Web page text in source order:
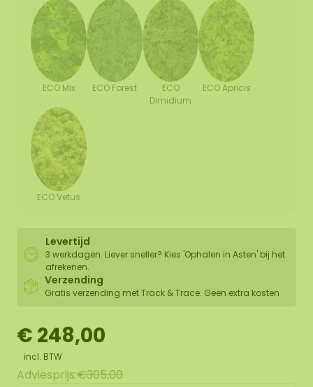
ECO Mix ECO Forest
ECO
Dimidium
ECO Apricis
ECO Vetus
Levertijd
3 werkdagen. Liever sneller? Kies 'Ophalen in Asten' bij het
afrekenen.
Verzending
Gratis verzending met Track & Trace. Geen extra kosten
€ 248,00
incl. BTW
Adviesprijs:€305,00